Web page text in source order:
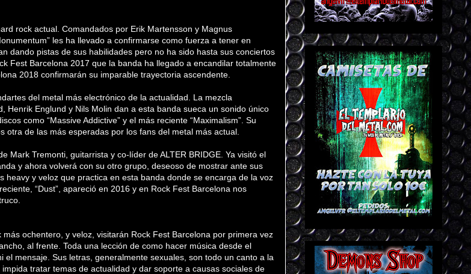
rock actual. Comandados por Erik Martensson y Magnus
les ha llevado a confirmarse como fuerza a tener en
dando pistas de sus habilidades pero no ha sido hasta sus conciertos
Fest Barcelona 2017 que la banda ha llegado a encandilar totalmente
2018 confirmarán su imparable trayectoria ascendente.
del metal más electrónico de la actualidad. La mezcla
Henrik Englund y Nils Molin dan a esta banda sueca un sonido único
como “Massive Addictive” y el más reciente “Maximalism”. Su
otra de las más esperadas por los fans del metal más actual.
Mark Tremonti, guitarrista y co-líder de ALTER BRIDGE. Ya visitó el
y ahora volverá con su otro grupo, deseoso de mostrar ante sus
heavy y veloz que practica en esta banda donde se encarga de la voz
“Dust”, apareció en 2016 y en Rock Fest Barcelona nos
más ochentero, y veloz, visitarán Rock Fest Barcelona por primera vez
al frente. Toda una lección de como hacer música desde el
el mensaje. Sus letras, generalmente sexuales, son todo un canto a la
tratar temas de actualidad y dar soporte a causas sociales de